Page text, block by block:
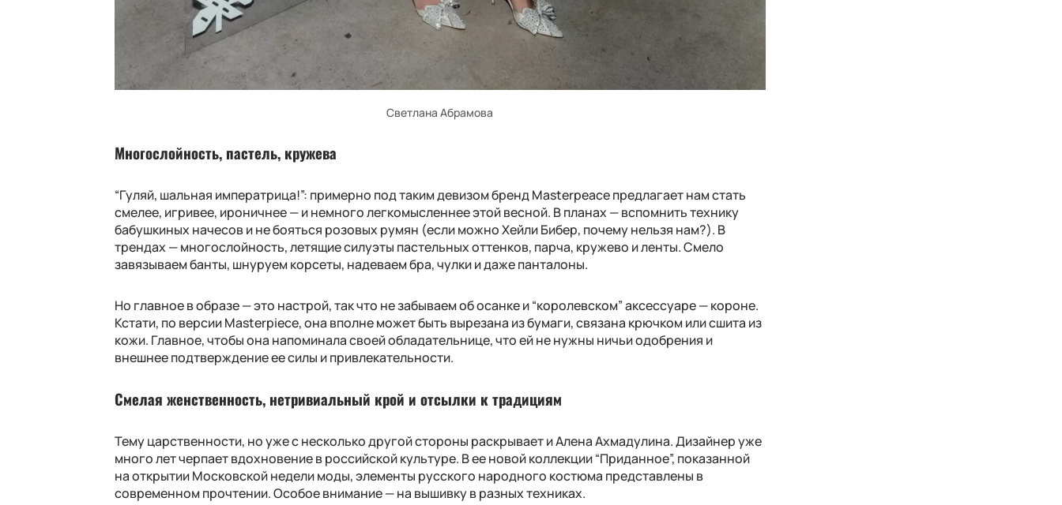
Светлана Абрамова
Многослойность, пастель, кружева
“Гуляй, шальная императрица!”: примерно под таким девизом бренд Masterpeace предлагает нам стать
смелее, игривее, ироничнее — и немного легкомысленнее этой весной. В планах — вспомнить технику
бабушкиных начесов и не бояться розовых румян (если можно Хейли Бибер, почему нельзя нам?). В
трендах — многослойность, летящие силуэты пастельных оттенков, парча, кружево и ленты. Смело
завязываем банты, шнуруем корсеты, надеваем бра, чулки и даже панталоны.
Но главное в образе — это настрой, так что не забываем об осанке и “королевском” аксессуаре — короне.
Кстати, по версии Masterpiece, она вполне может быть вырезана из бумаги, связана крючком или сшита из
кожи. Главное, чтобы она напоминала своей обладательнице, что ей не нужны ничьи одобрения и
внешнее подтверждение ее силы и привлекательности.
Смелая женственность, нетривиальный крой и отсылки к традициям
Тему царственности, но уже с несколько другой стороны раскрывает и Алена Ахмадулина. Дизайнер уже
много лет черпает вдохновение в российской культуре. В ее новой коллекции “Приданное”, показанной
на открытии Московской недели моды, элементы русского народного костюма представлены в
современном прочтении. Особое внимание — на вышивку в разных техниках.